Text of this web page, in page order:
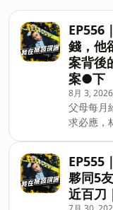
EP556
錢，他
案背後
案●下
8月 3, 2026
父母每月
求必應，
怨恨，
以及一群
斷。本集
任、判決翻轉。
EP555
夥同5
近百刀